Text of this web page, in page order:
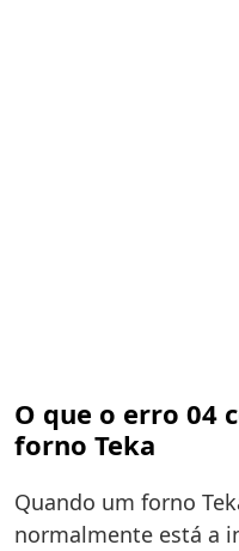
O que o erro 04
forno Teka
Quando um forno
normalmente está a